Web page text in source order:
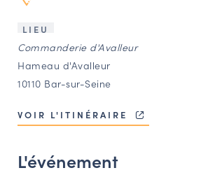
Annuaire
Ressources
BOURSE D’ÉCHANGE
CARTES DES NAUDIN
LIEU
Commanderie d'Avalleur
Hameau d'Avalleur
10110 Bar-sur-Seine
VOIR L'ITINÉRAIRE
L'événement